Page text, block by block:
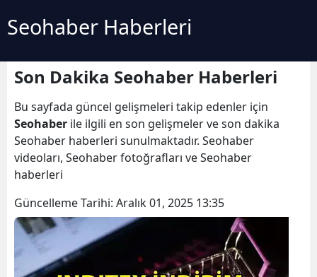
Seohaber Haberleri
Son Dakika Seohaber Haberleri
Bu sayfada güncel gelişmeleri takip edenler için
Seohaber ile ilgili en son gelişmeler ve son dakika
Seohaber haberleri sunulmaktadır. Seohaber
videoları, Seohaber fotoğrafları ve Seohaber
haberleri
Güncelleme Tarihi: Aralık 01, 2025 13:35